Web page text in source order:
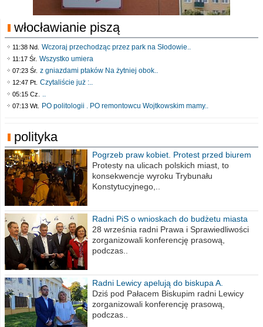
włocławianie piszą
11:38 Nd. Wczoraj przechodząc przez park na Słodowie..
11:17 Śr. Wszystko umiera
07:23 Śr. z gniazdami ptaków Na żytniej obok..
12:47 Pt. Czytaliście już :..
05:15 Cz. ..
07:13 Wt. PO politologii . PO remontowcu Wojtkowskim mamy..
polityka
Pogrzeb praw kobiet. Protest przed biurem
poselskim PiS
Protesty na ulicach polskich miast, to
konsekwencje wyroku Trybunału
Konstytucyjnego,..
Radni PiS o wnioskach do budżetu miasta
na 2021 rok
28 września radni Prawa i Sprawiedliwości
zorganizowali konferencję prasową,
podczas..
Radni Lewicy apelują do biskupa A.
Wiesława Meringa
Dziś pod Pałacem Biskupim radni Lewicy
zorganizowali konferencję prasową,
podczas..